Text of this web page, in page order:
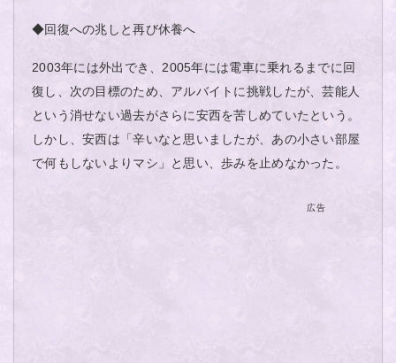
◆回復への兆しと再び休養へ
2003年には外出でき、2005年には電車に乗れるまでに回
復し、次の目標のため、アルバイトに挑戦したが、芸能人
という消せない過去がさらに安西を苦しめていたという。
しかし、安西は「辛いなと思いましたが、あの小さい部屋
で何もしないよりマシ」と思い、歩みを止めなかった。
広告